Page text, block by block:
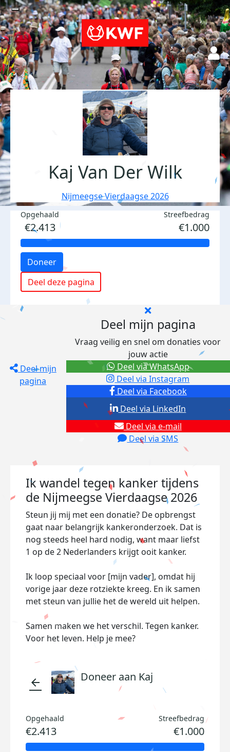
Kaj Van Der Wilk
Nijmeegse Vierdaagse 2026
Opgehaald
€2.413
Streefbedrag
€1.000
Doneer
Deel deze pagina
Deel mijn
pagina
Deel mijn pagina
Vraag veilig en snel om donaties voor
jouw actie
Deel via Facebook
Deel via Instagram
Deel via e-mail
Deel via SMS
Deel via LinkedIn
Deel via WhatsApp
Ik wandel tegen kanker tijdens
de Nijmeegse Vierdaagse 2026
Steun jij mij met een donatie? De opbrengst
gaat naar belangrijk kankeronderzoek. Dat is
nog steeds heel hard nodig, want maar liefst
1 op de 2 Nederlanders krijgt ooit kanker.
Ik loop speciaal voor [mijn vader], omdat hij
vorige jaar deze rotziekte kreeg. En ik samen
met steun van jullie het de wereld uit helpen.
Samen maken we het verschil. Tegen kanker.
Voor het leven. Help je mee?
arrow_back Doneer aan Kaj
Opgehaald
€2.413
Streefbedrag
€1.000